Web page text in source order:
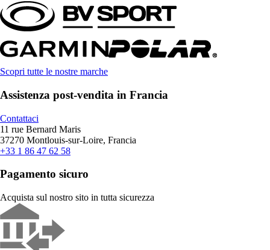
Scopri tutte le nostre marche
Assistenza post-vendita in Francia
Contattaci
11 rue Bernard Maris
37270 Montlouis-sur-Loire, Francia
+33 1 86 47 62 58
Pagamento sicuro
Acquista sul nostro sito in tutta sicurezza